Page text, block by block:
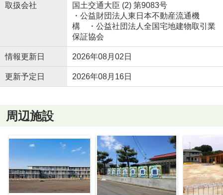
取扱会社
国土交通大臣 (2) 第9083号
・公益財団法人東日本不動産流通機
構 ・公益社団法人全国宅地建物取引業
保証協会
情報更新日 2026年08月02日
更新予定日 2026年08月16日
周辺施設